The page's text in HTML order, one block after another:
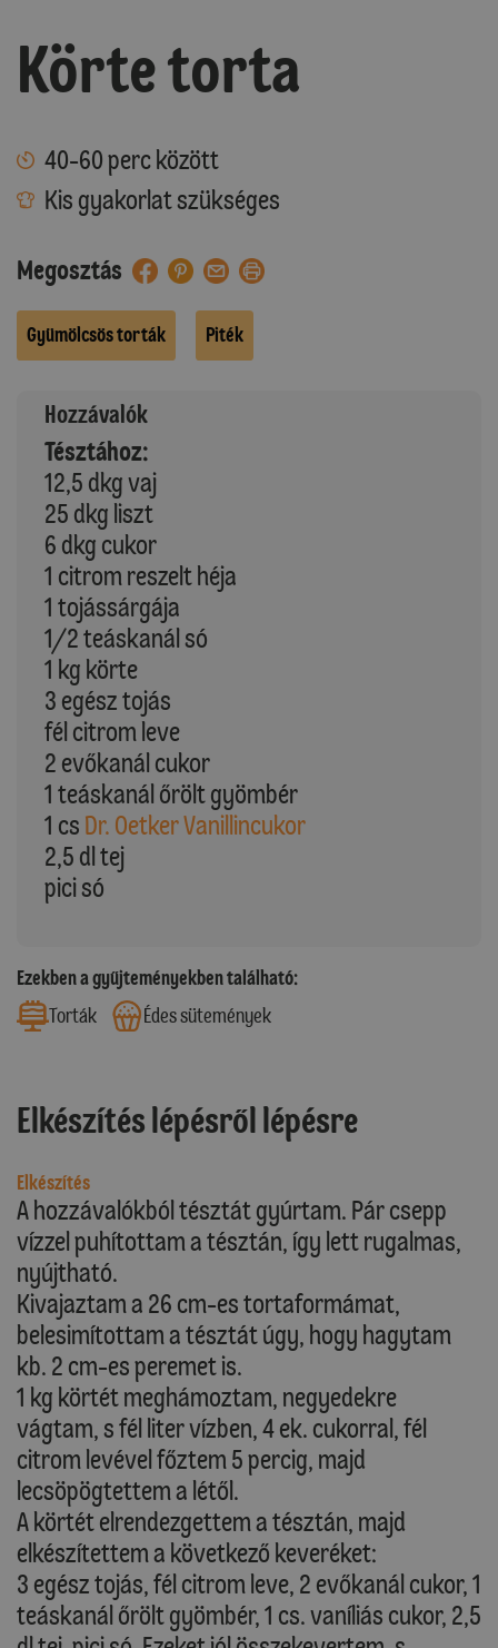
Körte torta
40-60 perc között
Kis gyakorlat szükséges
Megosztás
Gyümölcsös torták Piték
Hozzávalók
Tésztához:
12,5 dkg vaj
25 dkg liszt
6 dkg cukor
1 citrom reszelt héja
1 tojássárgája
1/2 teáskanál só
1 kg körte
3 egész tojás
fél citrom leve
2 evőkanál cukor
1 teáskanál őrölt gyömbér
1 cs Dr. Oetker Vanillincukor
2,5 dl tej
pici só
Ezekben a gyűjteményekben található:
Torták
Édes sütemények
Elkészítés lépésről lépésre
Elkészítés
A hozzávalókból tésztát gyúrtam. Pár csepp
vízzel puhítottam a tésztán, így lett rugalmas,
nyújtható.
Kivajaztam a 26 cm-es tortaformámat,
belesimítottam a tésztát úgy, hogy hagytam
kb. 2 cm-es peremet is.
1 kg körtét meghámoztam, negyedekre
vágtam, s fél liter vízben, 4 ek. cukorral, fél
citrom levével főztem 5 percig, majd
lecsöpögtettem a létől.
A körtét elrendezgettem a tésztán, majd
elkészítettem a következő keveréket:
3 egész tojás, fél citrom leve, 2 evőkanál cukor, 1
teáskanál őrölt gyömbér, 1 cs. vaníliás cukor, 2,5